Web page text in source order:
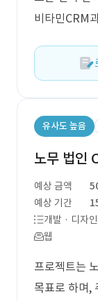
비타민CRM
유사도 높음
노무 법인
예상 금액
예상 기간
개발 · 디자
웹
프로젝트는
목표로 하며,